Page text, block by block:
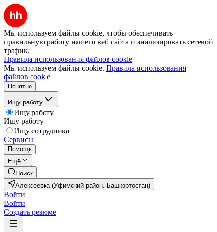
Мы используем файлы cookie, чтобы обеспечивать
правильную работу нашего веб-сайта и анализировать сетевой
трафик.
Правила использования файлов cookie
Мы используем файлы cookie. Правила использования
файлов cookie
Понятно
Ищу работу
Ищу работу
Ищу работу
Ищу сотрудника
Сервисы
Помощь
Ещё
Поиск
Алексеевка (Уфимский район, Башкортостан)
Войти
Войти
Создать резюме